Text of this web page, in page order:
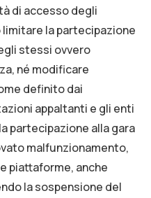
di accesso degli
la partecipazione
stessi ovvero
né modificare
definito dai
appaltanti e gli enti
partecipazione alla gara
malfunzionamento,
piattaforme, anche
la sospensione del